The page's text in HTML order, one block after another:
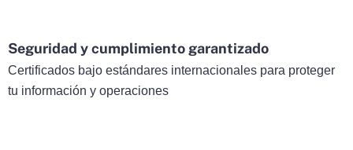
Seguridad y cumplimiento garantizado
Certificados bajo estándares internacionales para proteger
tu información y operaciones